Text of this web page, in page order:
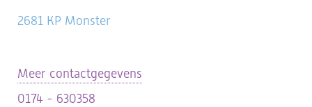
2681 KP Monster
Meer contactgegevens
0174 - 630358